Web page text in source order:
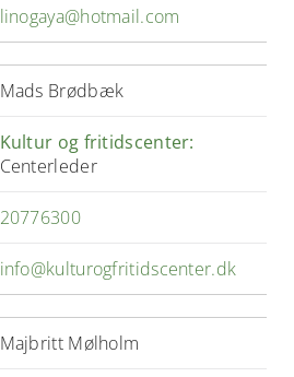
linogaya@hotmail.com
Mads Brødbæk
Kultur og fritidscenter:
Centerleder
20776300
info@kulturogfritidscenter.dk
Majbritt Mølholm